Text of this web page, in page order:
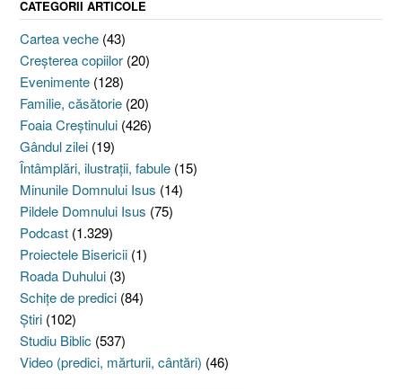
CATEGORII ARTICOLE
Cartea veche (43)
Creşterea copiilor (20)
Evenimente (128)
Familie, căsătorie (20)
Foaia Creştinului (426)
Gândul zilei (19)
Întâmplări, ilustraţii, fabule (15)
Minunile Domnului Isus (14)
Pildele Domnului Isus (75)
Podcast (1.329)
Proiectele Bisericii (1)
Roada Duhului (3)
Schiţe de predici (84)
Ştiri (102)
Studiu Biblic (537)
Video (predici, mărturii, cântări) (46)